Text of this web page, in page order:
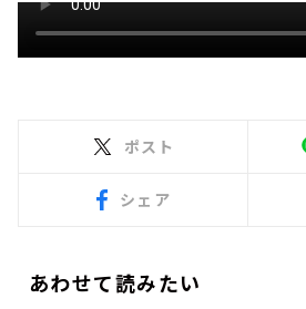
ポスト
シェア
あわせて読みたい